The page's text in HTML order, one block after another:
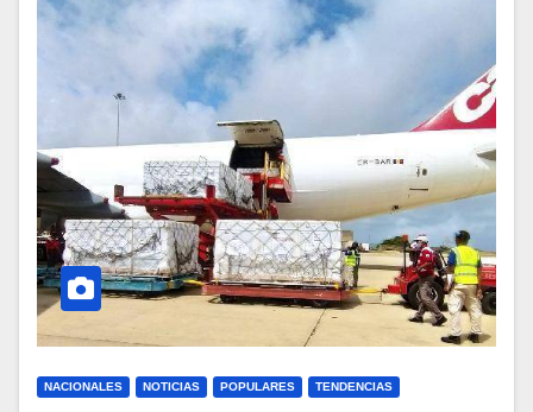
NACIONALES NOTICIAS POPULARES TENDENCIAS